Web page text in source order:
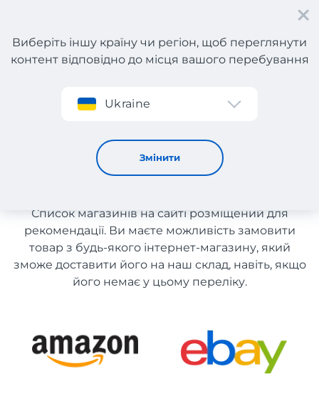
Реєстрація
Виберіть іншу країну чи регіон, щоб переглянути
контент відповідно до місця вашого перебування
Ukraine
Змінити
Одяг, взуття та аксесуари з Італії
Одяг, взуття та аксесуари з
Італії
Список магазинів на сайті розміщений для
рекомендації. Ви маєте можливість замовити
товар з будь-якого інтернет-магазину, який
зможе доставити його на наш склад, навіть, якщо
його немає у цьому переліку.